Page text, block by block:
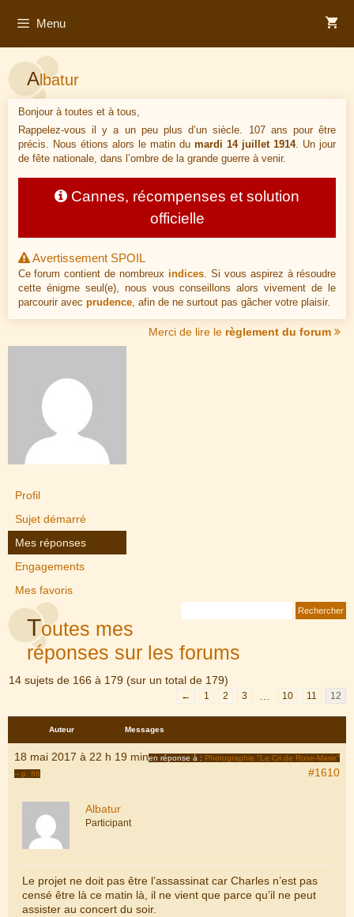
Menu
A lbatur
Bonjour à toutes et à tous,
Rappelez-vous il y a un peu plus d’un siècle. 107 ans pour être
précis. Nous étions alors le matin dumardi 14 juillet 1914. Un jour
de fête nationale, dans l’ombre de la grande guerre à venir.
Cannes, récompenses et solution
officielle
Avertissement SPOIL
Ce forum contient de nombreux indices . Si vous aspirez à résoudre
cette énigme seul(e), nous vous conseillons alors vivement de le
parcourir avec prudence, afin de ne surtout pas gâcher votre plaisir.
Merci de lire le règlement du forum
Profil
Sujet démarré
Mes réponses
Engagements
Mes favoris
Toutes mes
réponses sur les forums
14 sujets de 166 à 179 (sur un total de 179)
← 1 2 3 … 10 11 12
Auteur Messages
18 mai 2017 à 22 h 19 minen réponse à : Photographie "Le Cri de Rose-Marie"
– p. 86
#1610
Albatur
Participant
Le projet ne doit pas être l’assassinat car Charles n’est pas
censé être là ce matin là, il ne vient que parce qu’il ne peut
assister au concert du soir.